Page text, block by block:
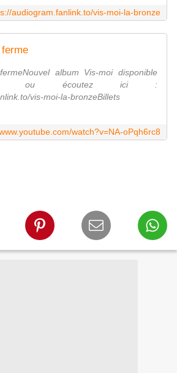
audiogram.fanlink.to/vis-moi-la-bronze
album Vis-moi disponible
ou écoutez ici :
vis-moi-la-bronzeBillets
watch?v=NA-oPqh6rc8